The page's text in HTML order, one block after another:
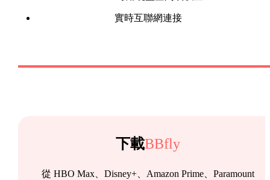
實時互聯網連接
下載BBfly
從 HBO Max、Disney+、Amazon Prime、Paramount